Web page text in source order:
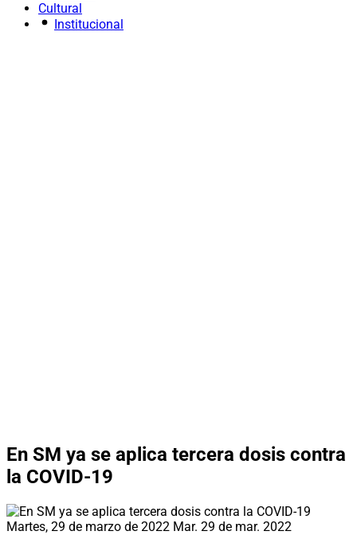
Cultural
Institucional
En SM ya se aplica tercera dosis contra
la COVID-19
Martes, 29 de marzo de 2022 Mar. 29 de mar. 2022